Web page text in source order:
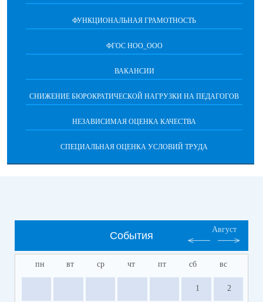
ФУНКЦИОНАЛЬНАЯ ГРАМОТНОСТЬ
ФГОС НОО_ООО
ВАКАНСИИ
СНИЖЕНИЕ БЮРОКРАТИЧЕСКОЙ НАГРУЗКИ НА ПЕДАГОГОВ
НЕЗАВИСИМАЯ ОЦЕНКА КАЧЕСТВА
СПЕЦИАЛЬНАЯ ОЦЕНКА УСЛОВИЙ ТРУДА
События
Август
пн вт ср чт пт сб вс
1 2